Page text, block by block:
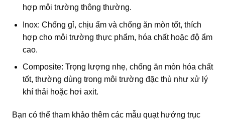
hợp môi trường thông thường.
Inox: Chống gỉ, chịu ẩm và chống ăn mòn tốt, thích
hợp cho môi trường thực phẩm, hóa chất hoặc độ ẩm
cao.
Composite: Trọng lượng nhẹ, chống ăn mòn hóa chất
tốt, thường dùng trong môi trường đặc thù như xử lý
khí thải hoặc hơi axit.
Bạn có thể tham khảo thêm các mẫu quạt hướng trục